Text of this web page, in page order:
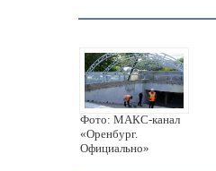
Фото: МАКС-канал
«Оренбург.
Официально»